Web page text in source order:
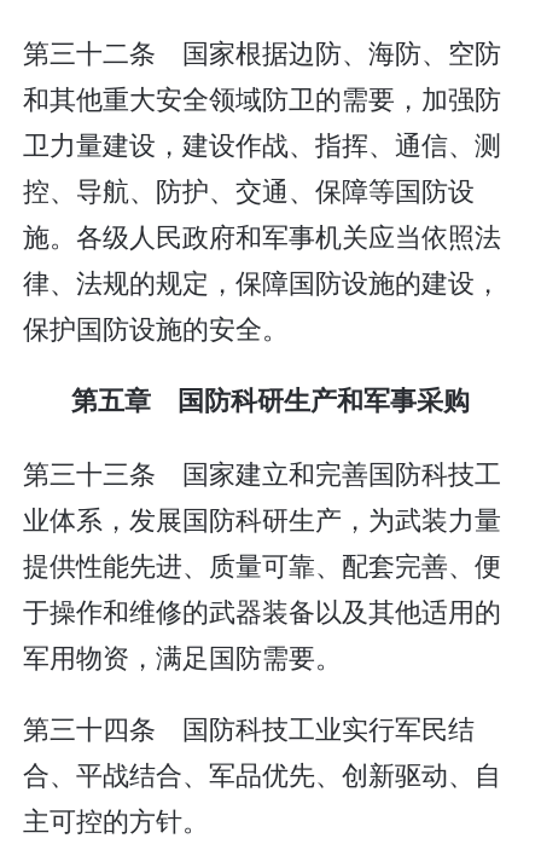
第三十二条 国家根据边防、海防、空防
和其他重大安全领域防卫的需要，加强防
卫力量建设，建设作战、指挥、通信、测
控、导航、防护、交通、保障等国防设
施。各级人民政府和军事机关应当依照法
律、法规的规定，保障国防设施的建设，
保护国防设施的安全。
第五章 国防科研生产和军事采购
第三十三条 国家建立和完善国防科技工
业体系，发展国防科研生产，为武装力量
提供性能先进、质量可靠、配套完善、便
于操作和维修的武器装备以及其他适用的
军用物资，满足国防需要。
第三十四条 国防科技工业实行军民结
合、平战结合、军品优先、创新驱动、自
主可控的方针。